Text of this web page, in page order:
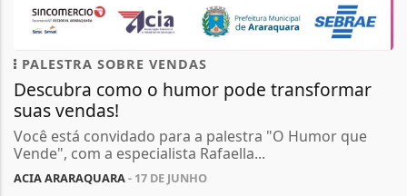
PALESTRA SOBRE VENDAS
Descubra como o humor pode transformar
suas vendas!
Você está convidado para a palestra "O Humor que
Vende", com a especialista Rafaella...
ACIA ARARAQUARA- 17 DE JUNHO